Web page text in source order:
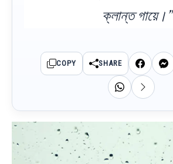
ক্লান্ত গায়ে।”
COPY SHARE